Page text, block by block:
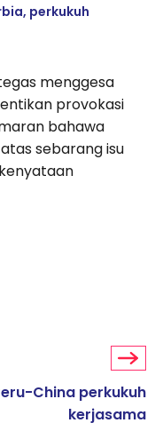
perkukuh
menggesa
provokasi
bahawa
sebarang isu
China perkukuh
kerjasama